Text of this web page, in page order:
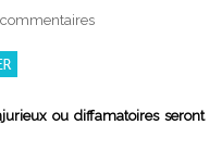
ou diffamatoires seront